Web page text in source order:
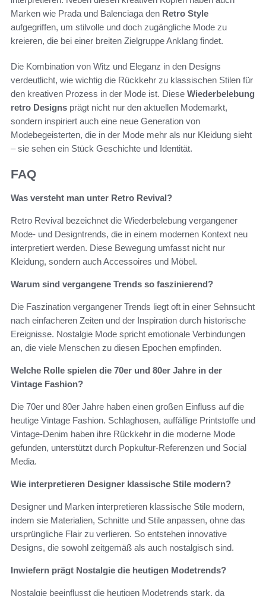
Marken wie Prada und Balenciaga den Retro Style
aufgegriffen, um stilvolle und doch zugängliche Mode zu
kreieren, die bei einer breiten Zielgruppe Anklang findet.
Die Kombination von Witz und Eleganz in den Designs
verdeutlicht, wie wichtig die Rückkehr zu klassischen Stilen für
den kreativen Prozess in der Mode ist. Diese Wiederbelebung
retro Designs prägt nicht nur den aktuellen Modemarkt,
sondern inspiriert auch eine neue Generation von
Modebegeisterten, die in der Mode mehr als nur Kleidung sieht
– sie sehen ein Stück Geschichte und Identität.
FAQ
Was versteht man unter Retro Revival?
Retro Revival bezeichnet die Wiederbelebung vergangener
Mode- und Designtrends, die in einem modernen Kontext neu
interpretiert werden. Diese Bewegung umfasst nicht nur
Kleidung, sondern auch Accessoires und Möbel.
Warum sind vergangene Trends so faszinierend?
Die Faszination vergangener Trends liegt oft in einer Sehnsucht
nach einfacheren Zeiten und der Inspiration durch historische
Ereignisse. Nostalgie Mode spricht emotionale Verbindungen
an, die viele Menschen zu diesen Epochen empfinden.
Welche Rolle spielen die 70er und 80er Jahre in der
Vintage Fashion?
Die 70er und 80er Jahre haben einen großen Einfluss auf die
heutige Vintage Fashion. Schlaghosen, auffällige Printstoffe und
Vintage-Denim haben ihre Rückkehr in die moderne Mode
gefunden, unterstützt durch Popkultur-Referenzen und Social
Media.
Wie interpretieren Designer klassische Stile modern?
Designer und Marken interpretieren klassische Stile modern,
indem sie Materialien, Schnitte und Stile anpassen, ohne das
ursprüngliche Flair zu verlieren. So entstehen innovative
Designs, die sowohl zeitgemäß als auch nostalgisch sind.
Inwiefern prägt Nostalgie die heutigen Modetrends?
Nostalgie beeinflusst die heutigen Modetrends stark, da